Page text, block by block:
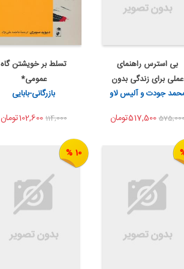
اضافه به سبد خرید
اشتراک گذاری
بی استرس راهنمای
عملی برای زندگی بدون
اس...
جودت و آلیس لاو
517,500تومان
اضافه به سبد خرید
اشتراک گذاری
تسلط بر خویشتن گاه
عمومی*
بازرگانی-بابایی
114,000102,600تومان
10 %